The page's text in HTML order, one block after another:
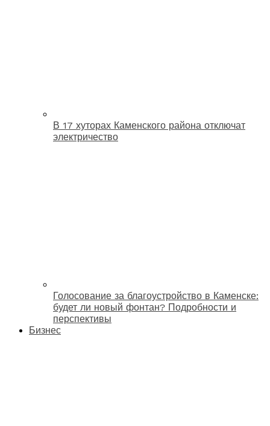
В 17 хуторах Каменского района отключат
электричество
Голосование за благоустройство в Каменске:
будет ли новый фонтан? Подробности и
перспективы
Бизнес